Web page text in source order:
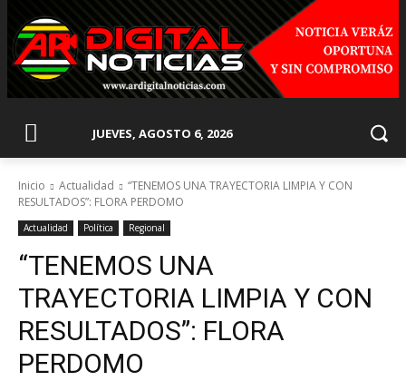
JUEVES, AGOSTO 6, 2026
Inicio Actualidad
“TENEMOS UNA TRAYECTORIA LIMPIA Y CON
RESULTADOS”: FLORA PERDOMO
Actualidad Política Regional
“TENEMOS UNA
TRAYECTORIA LIMPIA Y CON
RESULTADOS”: FLORA
PERDOMO